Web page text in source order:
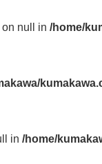
on null in /home/
in /home/